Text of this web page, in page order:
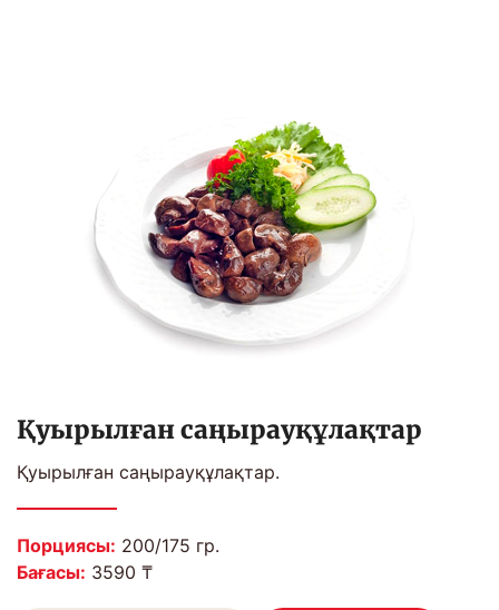
Қуырылған саңырауқұлақтар
Қуырылған саңырауқұлақтар.
Порциясы: 200/175 гр.
Бағасы: 3590 ₸